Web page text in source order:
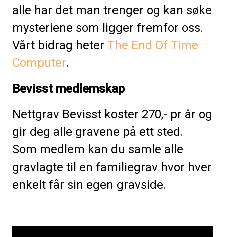
alle har det man trenger og kan søke
mysteriene som ligger fremfor oss.
Vårt bidrag heter The End Of Time
Computer.
Bevisst medlemskap
Nettgrav Bevisst koster 270,- pr år og
gir deg alle gravene på ett sted.
Som medlem kan du samle alle
gravlagte til en familiegrav hvor hver
enkelt får sin egen gravside.